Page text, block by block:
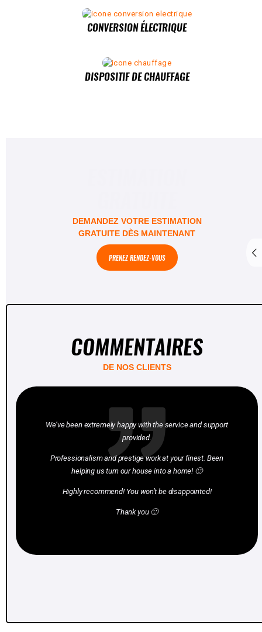
CONVERSION ÉLECTRIQUE
DISPOSITIF DE CHAUFFAGE
DEMANDEZ VOTRE ESTIMATION
GRATUITE DÈS MAINTENANT
PRENEZ RENDEZ-VOUS
COMMENTAIRES
DE NOS CLIENTS
We’ve been extremely happy with the service and support
provided.
Professionalism and prestige work at your finest. Been
helping us turn our house into a home! 🙂
Highly recommend! You won’t be disappointed!
Thank you 🙂